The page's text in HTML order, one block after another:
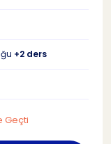
+2 ders
Geçti